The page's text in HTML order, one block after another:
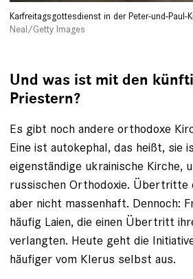
Karfreitagsgottesdienst in der Peter-und-Paul-
Neal/Getty Images
Und was ist mit den
Priestern?
Es gibt noch andere orthodoxe
Eine ist autokephal, das heißt, sie
eigenständige ukrainische Kirche,
russischen Orthodoxie.
aber nicht massenhaft. Dennoch:
häufig Laien, die einen Übertritt
verlangten. Heute geht die
häufiger vom Klerus selbst aus.